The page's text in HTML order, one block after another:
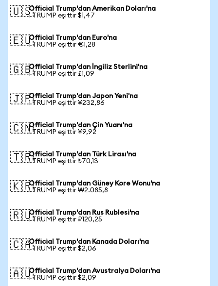
🇺🇸Official Trump'dan Amerikan Doları'na
1 TRUMP eşittir $1,47
🇪🇺Official Trump'dan Euro'na
1 TRUMP eşittir €1,28
🇬🇧Official Trump'dan İngiliz Sterlini'na
1 TRUMP eşittir £1,09
🇯🇵Official Trump'dan Japon Yeni'na
1 TRUMP eşittir ¥232,86
🇨🇳Official Trump'dan Çin Yuanı'na
1 TRUMP eşittir ¥9,92
🇹🇷Official Trump'dan Türk Lirası'na
1 TRUMP eşittir ₺70,13
🇰🇷Official Trump'dan Güney Kore Wonu'na
1 TRUMP eşittir ₩2.085,8
🇷🇺Official Trump'dan Rus Rublesi'na
1 TRUMP eşittir ₽120,25
🇨🇦Official Trump'dan Kanada Doları'na
1 TRUMP eşittir $2,06
🇦🇺Official Trump'dan Avustralya Doları'na
1 TRUMP eşittir $2,09